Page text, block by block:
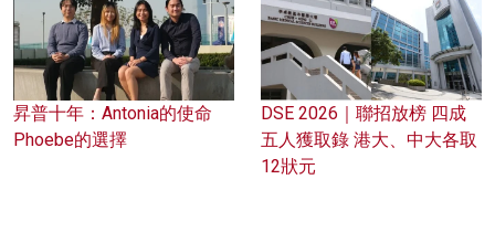
昇普十年：Antonia的使命
Phoebe的選擇
DSE 2026｜聯招放榜 四成
五人獲取錄 港大、中大各取
12狀元